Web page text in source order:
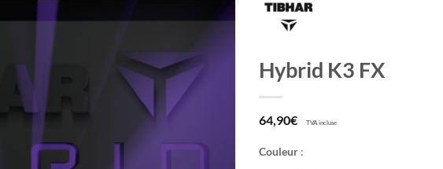
Ajouter
aux
souhaits
Hybrid K3 FX
64,90€ TVA incluse
Couleur :